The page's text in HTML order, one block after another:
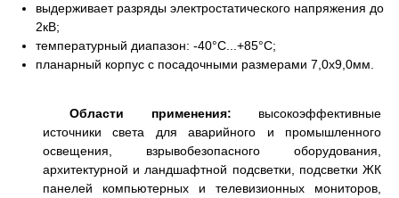
выдерживает разряды электростатического напряжения до
2кВ;
температурный диапазон: -40°C...+85°C;
планарный корпус с посадочными размерами 7,0x9,0мм.
Области применения: высокоэффективные
источники света для аварийного и промышленного
освещения, взрывобезопасного оборудования,
архитектурной и ландшафтной подсветки, подсветки ЖК
панелей компьютерных и телевизионных мониторов,